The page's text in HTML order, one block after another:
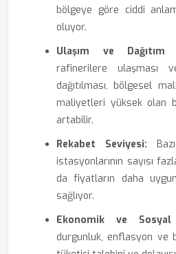
bölgeye göre ciddi
oluyor.
Ulaşım ve Dağıtım
rafinerilere ulaşması
dağıtılması, bölgesel
maliyetleri yüksek olan
artabilir.
Rekabet Seviyesi:
istasyonlarının sayısı
da fiyatların daha
sağlıyor.
Ekonomik ve
durgunluk, enflasyon ve